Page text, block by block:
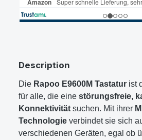
Description
Die Rapoo E9600M Tastatur ist
für alle, die eine störungsfreie,
Konnektivität suchen. Mit ihrer
Technologie verbindet sie sich
verschiedenen Geräten, egal ob